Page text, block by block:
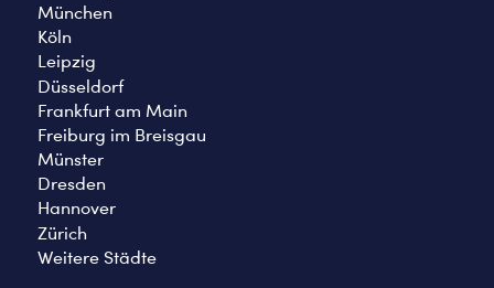
München
Köln
Leipzig
Düsseldorf
Frankfurt am Main
Freiburg im Breisgau
Münster
Dresden
Hannover
Zürich
Weitere Städte